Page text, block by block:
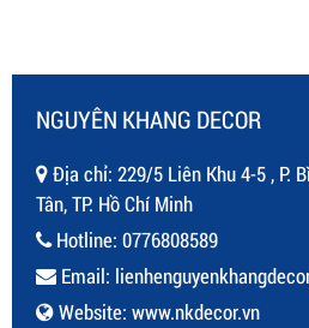
NGUYÊN KHANG DECOR
Địa chỉ: 229/5 Liên Khu 4-5 , P.
Tân, TP. Hồ Chí Minh
Hotline: 0776808589
Email:
Website: www.nkdecor.vn